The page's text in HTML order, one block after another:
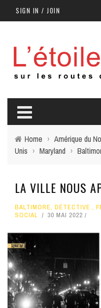
SIGN IN / JOIN
Home › Amérique du
Unis › Maryland ›
LA VILLE NOUS
BALTIMORE, DÉTECTIVE ,
SOCIAL
30 MAI 2022